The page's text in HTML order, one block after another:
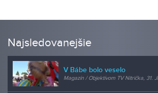
Najsledovanejšie
V Bábe bolo veselo
Magazín / Objektívom TV Nitrička, 31.